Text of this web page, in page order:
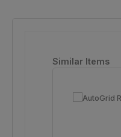
Produktgalerie
Similar Items